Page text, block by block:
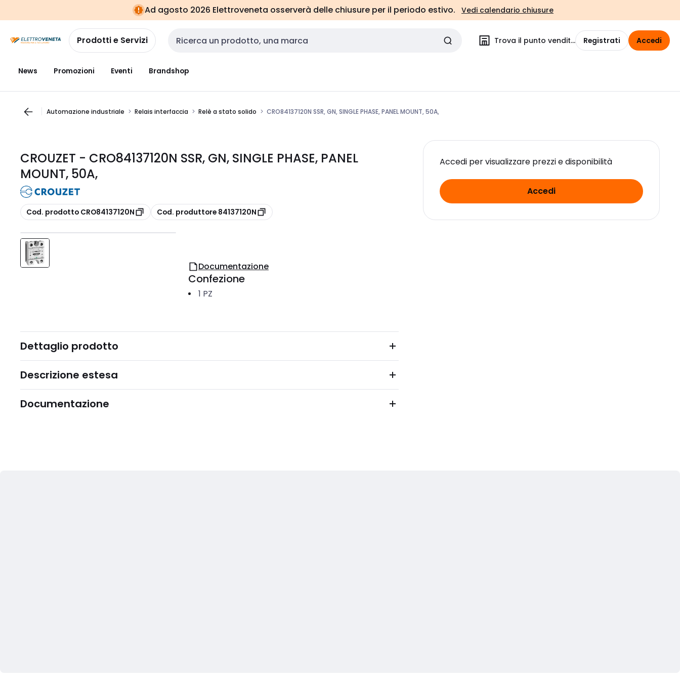
navigazionealla
pagina
Ad agosto 2026 Elettroveneta osserverà delle chiusure per il periodo estivo. Vedi calendario chiusure
Prodotti e Servizi Cerca input Trova il punto vendita Registrati Accedi
News Promozioni Eventi Brandshop
Automazione industriale Relais interfaccia Relè a stato solido CRO84137120N SSR, GN, SINGLE PHASE, PANEL MOUNT, 50A,
CROUZET - CRO84137120N SSR, GN, SINGLE PHASE, PANEL
MOUNT, 50A,
copia
Cod. prodotto CRO84137120N copia
Cod. produttore 84137120N
Accedi per visualizzare prezzi e disponibilità
Accedi
Documentazione
Confezione
1 PZ
Dettaglio prodotto
Descrizione estesa
Documentazione